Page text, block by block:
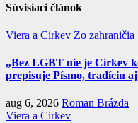
Súvisiaci článok
Viera a Cirkev Zo zahraničia
„Bez LGBT nie je Cirkev
prepisuje Písmo, tradíciu
aug 6, 2026 Roman Brázda
Viera a Cirkev